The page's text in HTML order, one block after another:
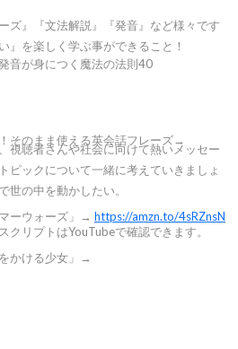
ズ』『文法解説』『発音』など様々です
』を楽しく学ぶ事ができること！
視聴者さんや社会に向けて熱いメッセー
ピックについて一緒に考えていきましょ
世の中を動かしたい。
クリプトはYouTubeで確認できます。
全て出ます♪)
音が身につく魔法の法則40
そのまま使える英会話フレーズ→
ーウォーズ」→ https://amzn.to/4sRZnsN
かける少女」→